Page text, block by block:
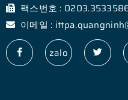
팩스번호 :
이메일 :
zalo